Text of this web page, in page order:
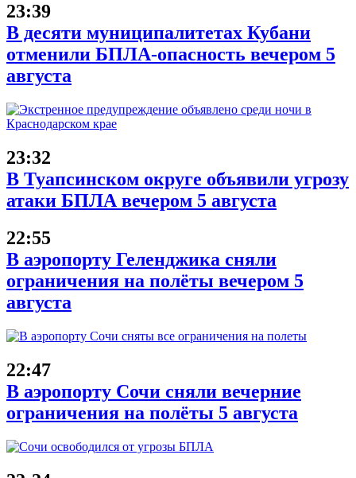
23:39
В десяти муниципалитетах Кубани
отменили БПЛА-опасность вечером 5
августа
23:32
В Туапсинском округе объявили угрозу
атаки БПЛА вечером 5 августа
22:55
В аэропорту Геленджика сняли
ограничения на полёты вечером 5
августа
22:47
В аэропорту Сочи сняли вечерние
ограничения на полёты 5 августа